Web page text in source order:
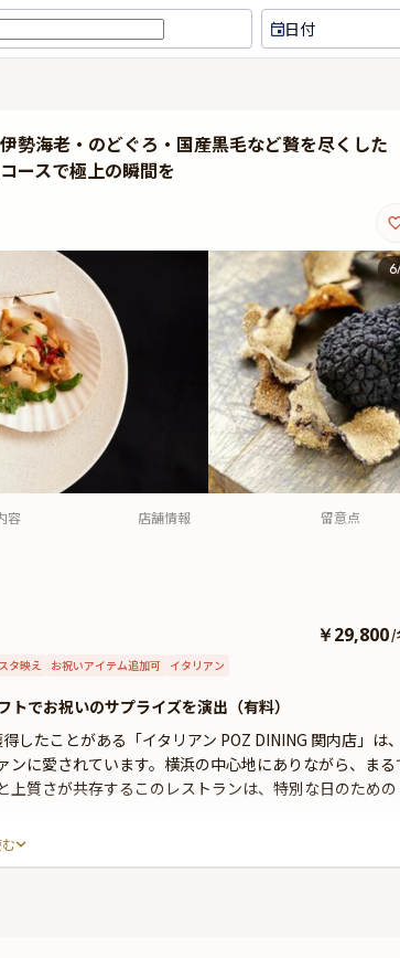
日付
勢海老・のどぐろ・国産黒毛など贅を尽くした
ースで極上の瞬間を
6
容 店舗情報 留意点
￥29,800/
タ映え お祝いアイテム追加可 イタリアン
でお祝いのサプライズを演出（有料）
たことがある「イタリアン POZ DINING 関内店」は、
に愛されています。横浜の中心地にありながら、まる
質さが共存するこのレストランは、特別な日のための
に引き出し、五感を満たす至福の一皿一皿が揃いま
ョートコースをオーダーさせて
うことにしました。 感想とし
、まずびっくりなのがシェフ
、毎月のメニューにあわせ
ペアリングワインをひとつひ
厳選しながら吟味して選ばれ
るところ。 ソムリエさんでは
く、シェフが愛を注ぎながら作
てる姿勢をかんじるお料理、
てなし、お料理とペアリング
最後のチーズケーキ。お料理
まり、 4から5杯のワインをペ
ングで戴いたのには驚きまし
。 また、マリアージュがすごす
て、お魚やチーズ、その他その
理ごとに合わせられた マリア
のペアリングがかなりものた
くなるほど、 ファンタジスタ
Grado superlativoコースを
ました。 全てのお料理がワ
クでは収まらないくらい贅
品でした。 季節や仕入れに
メニュー内容も変わる為、
の内容を楽しみに食事の日
ことができました。 個室の
は記念日にぴったりで、1
い2階席を履き物を脱いで